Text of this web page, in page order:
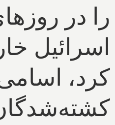
را در
اسرائیل
کرد،
کشته‌شدگان